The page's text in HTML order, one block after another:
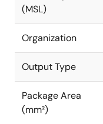
(MSL)
Organization
Output Type
Package Area
(mm²)